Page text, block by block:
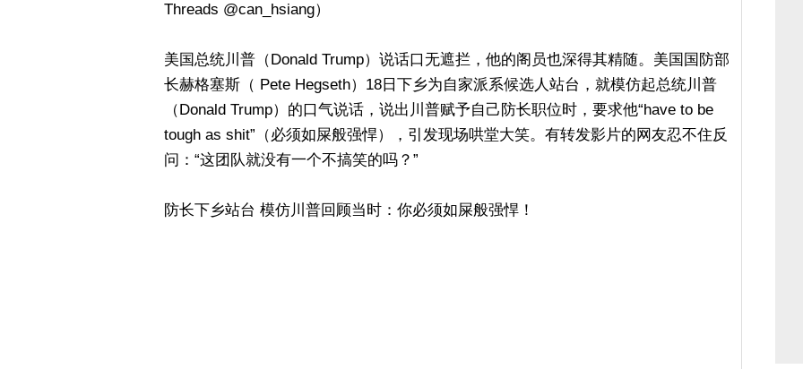
Threads @can_hsiang）
美国总统川普（Donald Trump）说话口无遮拦，他的阁员也深得其精随。美国国防部
长赫格塞斯（ Pete Hegseth）18日下乡为自家派系候选人站台，就模仿起总统川普
（Donald Trump）的口气说话，说出川普赋予自己防长职位时，要求他“have to be
tough as shit”（必须如屎般强悍），引发现场哄堂大笑。有转发影片的网友忍不住反
问：“这团队就没有一个不搞笑的吗？”
防长下乡站台 模仿川普回顾当时：你必须如屎般强悍！